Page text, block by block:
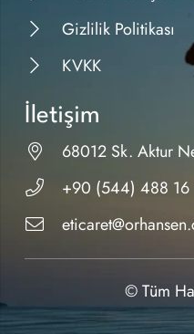
Gizlilik Politikası
KVKK
İletişim
68012 Sk. Aktur
+90 (544) 488 16
© Tüm